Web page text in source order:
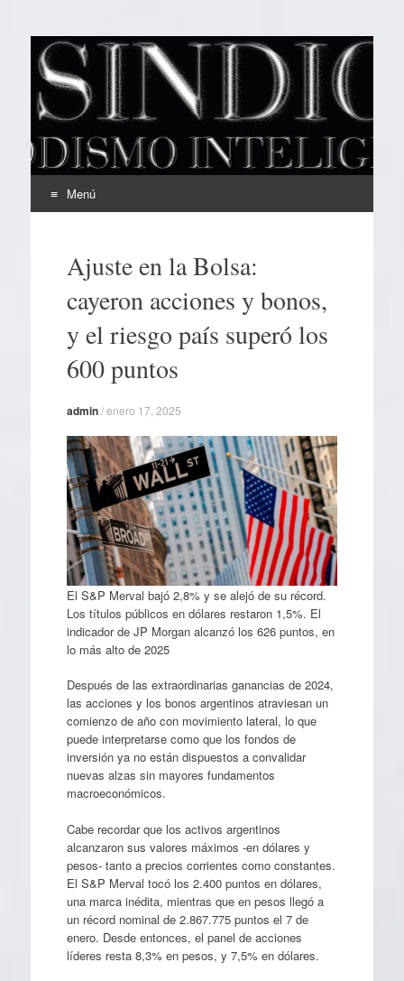
EL SINDICAL
Periodismo Inteligente
Menú
contenidoAjuste en la Bolsa:
cayeron acciones y bonos,
y el riesgo país superó los
600 puntos
admin/enero 17, 2025
El S&P Merval bajó 2,8% y se alejó de su récord.
Los títulos públicos en dólares restaron 1,5%. El
indicador de JP Morgan alcanzó los 626 puntos, en
lo más alto de 2025
Después de las extraordinarias ganancias de 2024,
las acciones y los bonos argentinos atraviesan un
comienzo de año con movimiento lateral, lo que
puede interpretarse como que los fondos de
inversión ya no están dispuestos a convalidar
nuevas alzas sin mayores fundamentos
macroeconómicos.
Cabe recordar que los activos argentinos
alcanzaron sus valores máximos -en dólares y
pesos- tanto a precios corrientes como constantes.
El S&P Merval tocó los 2.400 puntos en dólares,
una marca inédita, mientras que en pesos llegó a
un récord nominal de 2.867.775 puntos el 7 de
enero. Desde entonces, el panel de acciones
líderes resta 8,3% en pesos, y 7,5% en dólares.